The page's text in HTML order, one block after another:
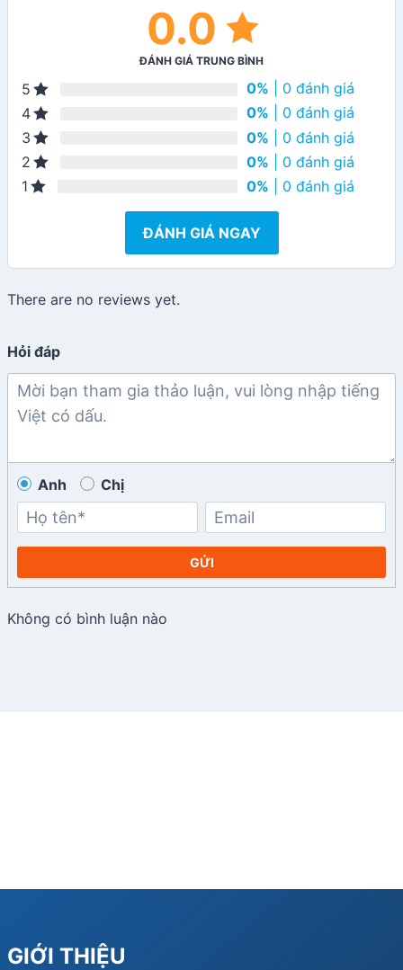
0.0
ĐÁNH GIÁ TRUNG BÌNH
5 0% | 0 đánh giá
4
0% | 0 đánh giá
3
0% | 0 đánh giá
2
0% | 0 đánh giá
1
0% | 0 đánh giá
ĐÁNH GIÁ NGAY
There are no reviews yet.
Hỏi đáp
Anh Chị
GỬI
Không có bình luận nào
GIỚI THIỆU